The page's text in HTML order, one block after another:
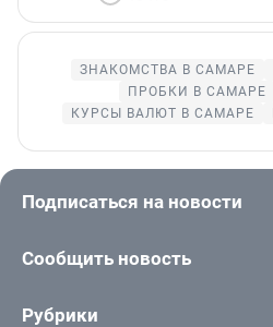
ЗНАКОМСТВА В САМАРЕ
ПРОБКИ В САМАРЕ
КУРСЫ ВАЛЮТ В САМАРЕ
Подписаться на новости
Сообщить новость
Рубрики